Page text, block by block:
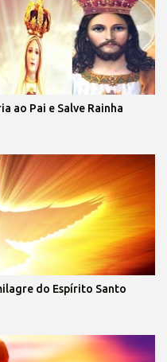
ao Pai e Salve Rainha
do Espírito Santo